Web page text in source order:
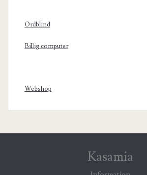
Ordblind
Billig computer
Webshop
Kasamia